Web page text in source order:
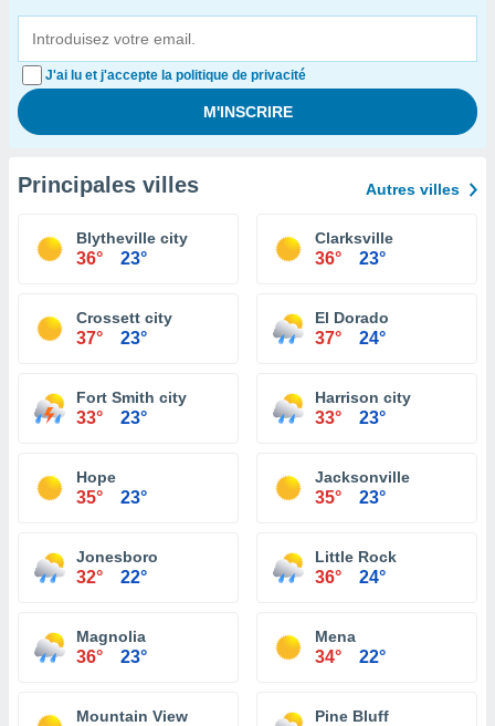
J'ai lu et j'accepte la politique de privacité
Principales villes Autres villes
Blytheville city
36° 23°
Clarksville
36° 23°
Crossett city
37° 23°
El Dorado
37° 24°
Fort Smith city
33° 23°
Harrison city
33° 23°
Hope
35° 23°
Jacksonville
35° 23°
Jonesboro
32° 22°
Little Rock
36° 24°
Magnolia
36° 23°
Mena
34° 22°
Mountain View Pine Bluff